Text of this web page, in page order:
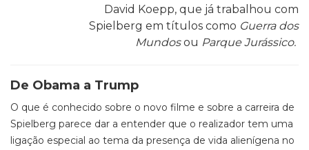
David Koepp, que já trabalhou com
Spielberg em títulos como Guerra dos
Mundosou Parque Jurássico.
De Obama a Trump
O que é conhecido sobre o novo filme e sobre a carreira de
Spielberg parece dar a entender que o realizador tem uma
ligação especial ao tema da presença de vida alienígena no